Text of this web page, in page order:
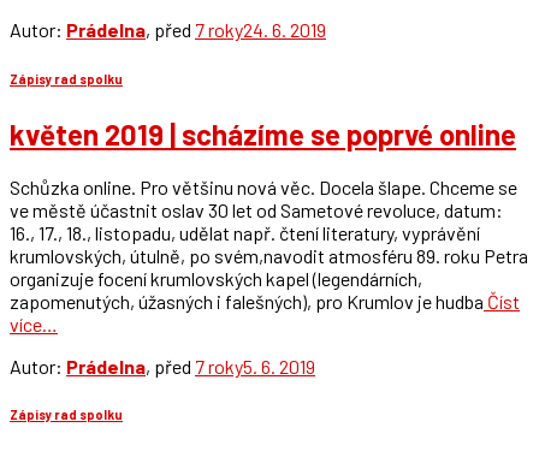
Autor: Prádelna, před 7 roky24. 6. 2019
Zápisy rad spolku
květen 2019 | scházíme se poprvé online
Schůzka online. Pro většinu nová věc. Docela šlape. Chceme se
ve městě účastnit oslav 30 let od Sametové revoluce, datum:
16., 17., 18., listopadu, udělat např. čtení literatury, vyprávění
krumlovských, útulně, po svém,navodit atmosféru 89. roku Petra
organizuje focení krumlovských kapel (legendárních,
zapomenutých, úžasných i falešných), pro Krumlov je hudba Číst
více…
Autor: Prádelna, před 7 roky5. 6. 2019
Zápisy rad spolku